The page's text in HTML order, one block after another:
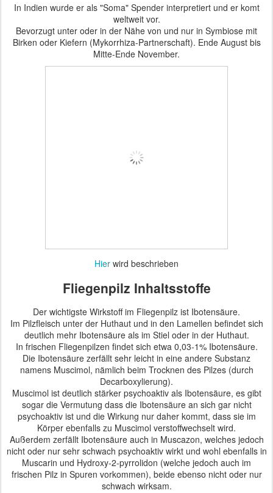
In Indien wurde er als "Soma" Spender interpretiert und er komt
weltweit vor.
Bevorzugt unter oder in der Nähe von und nur in Symbiose mit
Birken oder Kiefern (Mykorrhiza-Partnerschaft). Ende August bis
Mitte-Ende November.
Hier wird beschrieben
Fliegenpilz Inhaltsstoffe
Der wichtigste Wirkstoff im Fliegenpilz ist Ibotensäure.
Im Pilzfleisch unter der Huthaut und in den Lamellen befindet sich
deutlich mehr Ibotensäure als im Stiel oder in der Huthaut.
In frischen Fliegenpilzen findet sich etwa 0,03-1% Ibotensäure.
Die Ibotensäure zerfällt sehr leicht in eine andere Substanz
namens Muscimol, nämlich beim Trocknen des Pilzes (durch
Decarboxylierung).
Muscimol ist deutlich stärker psychoaktiv als Ibotensäure, es gibt
sogar die Vermutung dass die Ibotensäure an sich gar nicht
psychoaktiv ist und die Wirkung nur daher kommt, dass sie im
Körper ebenfalls zu Muscimol verstoffwechselt wird.
Außerdem zerfällt Ibotensäure auch in Muscazon, welches jedoch
nicht oder nur sehr schwach psychoaktiv wirkt und wohl ebenfalls in
Muscarin und Hydroxy-2-pyrrolidon (welche jedoch auch im
frischen Pilz in Spuren vorkommen), beide ebenso nicht oder nur
schwach wirksam.